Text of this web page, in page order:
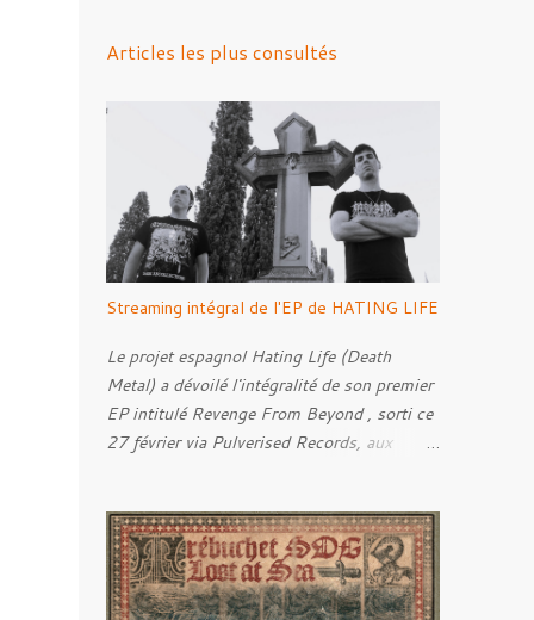
Articles les plus consultés
Streaming intégral de l'EP de HATING LIFE
Le projet espagnol Hating Life (Death
Metal) a dévoilé l'intégralité de son premier
EP intitulé Revenge From Beyond , sorti ce
27 février via Pulverised Records, aux
et mixé par Santi et l'artwork a été réalisé
par Luxi Lahtinen. Tracklist: 01. Into The
Grave 02. The Eternal Embrace 03. A
Somber Night 04. Rebellion Against The